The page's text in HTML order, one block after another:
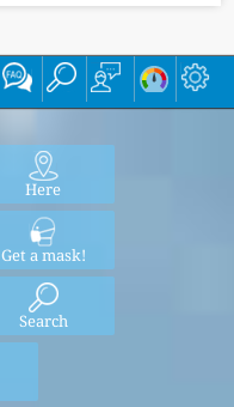
Here
Get a mask!
Search